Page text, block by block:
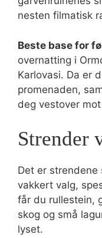
nesten filmatisk
Beste base for
overnatting i
Karlovasi. Da er
promenaden,
deg vestover
Strender
Det er strendene
vakkert valg,
får du rullestein,
skog og små
lyset.